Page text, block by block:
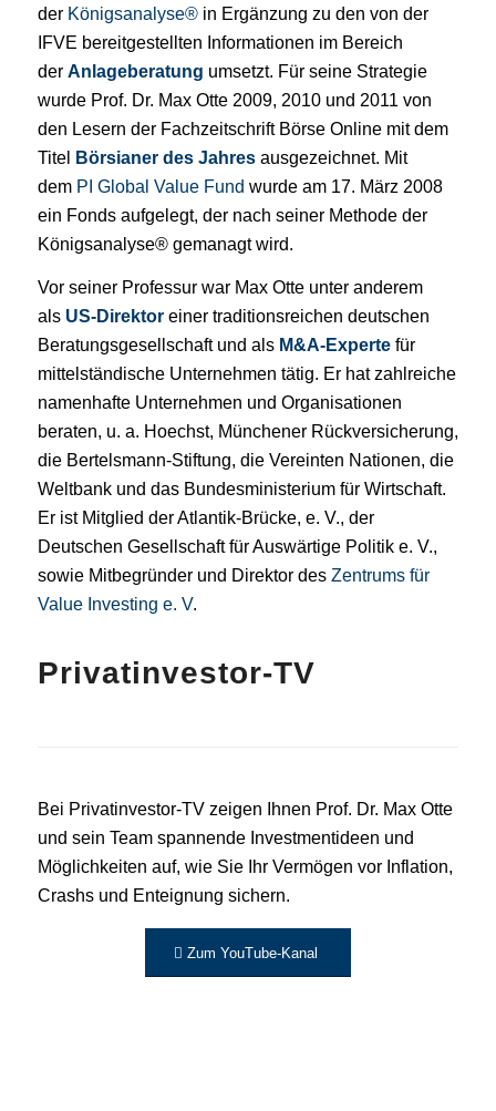
der Königsanalyse®in Ergänzung zu den von der
IFVE bereitgestellten Informationen im Bereich
der Anlageberatung umsetzt. Für seine Strategie
wurde Prof. Dr. Max Otte 2009, 2010 und 2011 von
den Lesern der Fachzeitschrift Börse Online mit dem
Titel
Börsianer des Jahresausgezeichnet. Mit
dem PI Global Value Fund wurde am 17. März 2008
ein Fonds aufgelegt, der nach seiner Methode der
Königsanalyse® gemanagt wird.
Vor seiner Professur war Max Otte unter anderem
als US-Direktoreiner traditionsreichen deutschen
Beratungsgesellschaft und als M&A-Experte für
mittelständische Unternehmen tätig. Er hat zahlreiche
namenhafte Unternehmen und Organisationen
beraten, u. a. Hoechst, Münchener Rückversicherung,
die Bertelsmann-Stiftung, die Vereinten Nationen, die
Weltbank und das Bundesministerium für Wirtschaft.
Er ist Mitglied der Atlantik-Brücke, e. V., der
Deutschen Gesellschaft für Auswärtige Politik e. V.,
sowie Mitbegründer und Direktor des Zentrums für
Value Investing e. V.
Privatinvestor-TV
Bei Privatinvestor-TV zeigen Ihnen Prof. Dr. Max Otte
und sein Team spannende Investmentideen und
Möglichkeiten auf, wie Sie Ihr Vermögen vor Inflation,
Crashs und Enteignung sichern.
Zum YouTube-Kanal